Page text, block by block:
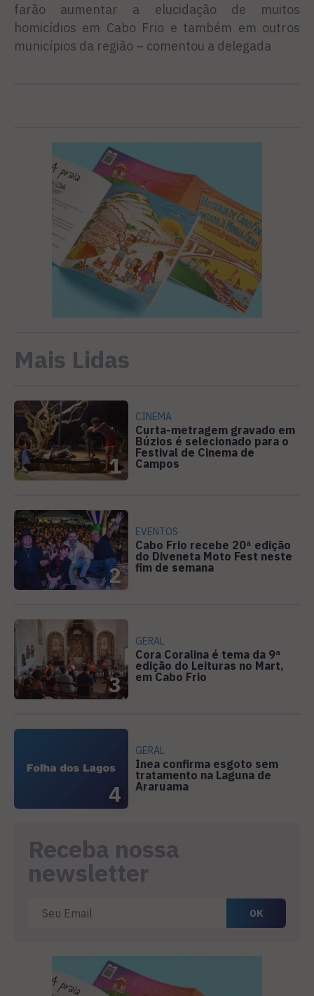
farão aumentar a elucidação de muitos
homicídios em Cabo Frio e também em outros
municípios da região – comentou a delegada
Mais Lidas
1
CINEMA
Curta-metragem gravado em
Búzios é selecionado para o
Festival de Cinema de
Campos
2
EVENTOS
Cabo Frio recebe 20ª edição
do Diveneta Moto Fest neste
fim de semana
3
GERAL
Cora Coralina é tema da 9ª
edição do Leituras no Mart,
em Cabo Frio
4
GERAL
Inea confirma esgoto sem
tratamento na Laguna de
Araruama
Receba nossa
newsletter